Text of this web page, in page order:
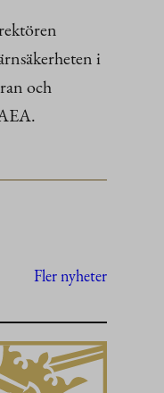
i
och
Fler nyheter